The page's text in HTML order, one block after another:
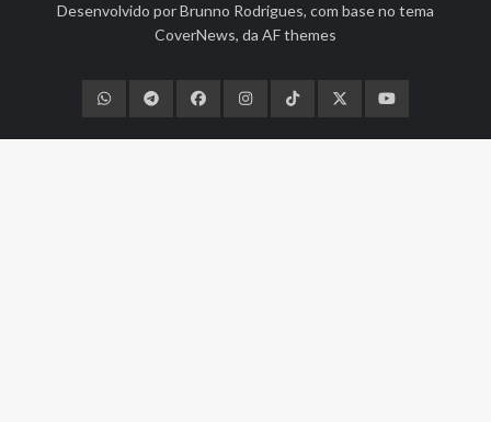
Desenvolvido porBrunno Rodrigues, com base no tema
CoverNews, da AF themes